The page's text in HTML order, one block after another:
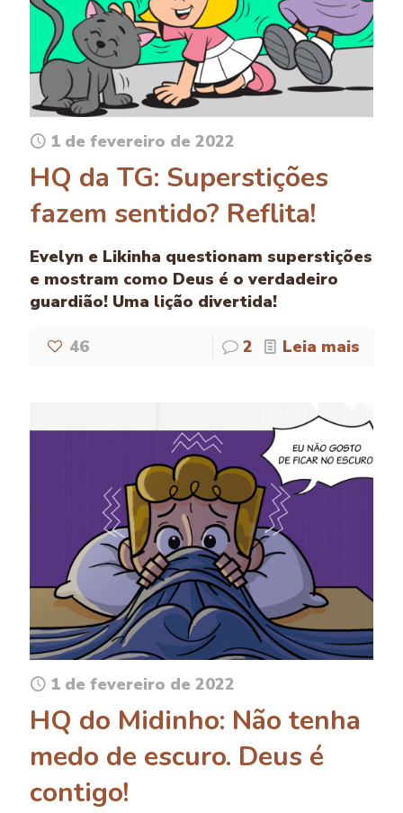
1 de fevereiro de 2022
HQ da TG: Superstições
fazem sentido? Reflita!
Evelyn e Likinha questionam superstições
e mostram como Deus é o verdadeiro
guardião! Uma lição divertida!
46 2 Leia mais
1 de fevereiro de 2022
HQ do Midinho: Não tenha
medo de escuro. Deus é
contigo!